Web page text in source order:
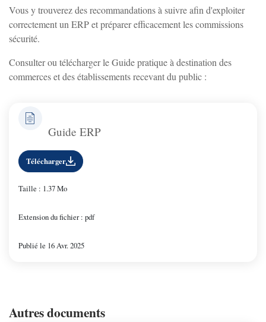
Vous y trouverez des recommandations à suivre afin d'exploiter
correctement un ERP et préparer efficacement les commissions
sécurité.
Consulter ou télécharger le Guide pratique à destination des
commerces et des établissements recevant du public :
Guide ERP
Télécharger
Taille : 1.37 Mo
Extension du fichier : pdf
Publié le 16 Avr. 2025
Autres documents